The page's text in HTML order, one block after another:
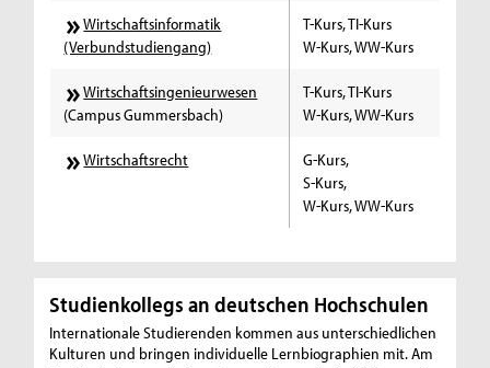
Wirtschaftsinformatik
(Verbundstudiengang)
T-Kurs, TI-Kurs
W-Kurs, WW-Kurs
Wirtschaftsingenieurwesen
(Campus Gummersbach)
T-Kurs, TI-Kurs
W-Kurs, WW-Kurs
Wirtschaftsrecht
G-Kurs,
S-Kurs,
W-Kurs, WW-Kurs
Studienkollegs an deutschen Hochschulen
Internationale Studierenden kommen aus unterschiedlichen
Kulturen und bringen individuelle Lernbiographien mit. Am